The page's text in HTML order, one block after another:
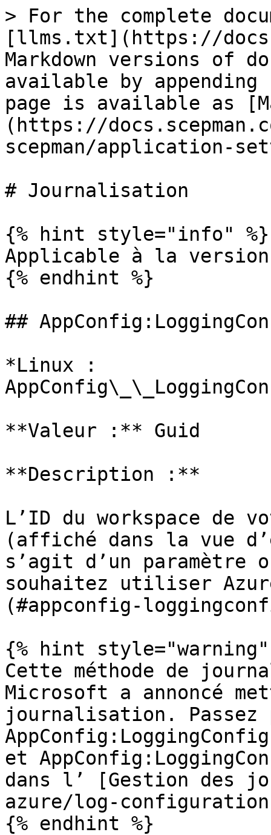
> For the complete
[llms.txt](https://
Markdown versions of
available by
page is available as
(https://
scepman/application-
# Journalisation
{% hint style="info" %}
Applicable à la
{% endhint %}
##
*Linux :
**Valeur :** Guid
**Description :**
L’ID du workspace de
(affiché dans la vue
s’agit d’un
souhaitez utiliser
(#appconfig-
{% hint style="warning"
Cette méthode de
Microsoft a annoncé
journalisation.
et
dans l’ [Gestion des
azure/log-
{% endhint %}